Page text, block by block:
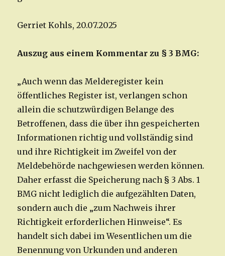
Gerriet Kohls, 20.07.2025
Auszug aus einem Kommentar zu § 3 BMG:
„Auch wenn das Melderegister kein
öffentliches Register ist, verlangen schon
allein die schutzwürdigen Belange des
Betroffenen, dass die über ihn gespeicherten
Informationen richtig und vollständig sind
und ihre Richtigkeit im Zweifel von der
Meldebehörde nachgewiesen werden können.
Daher erfasst die Speicherung nach § 3 Abs. 1
BMG nicht lediglich die aufgezählten Daten,
sondern auch die „zum Nachweis ihrer
Richtigkeit erforderlichen Hinweise“. Es
handelt sich dabei im Wesentlichen um die
Benennung von Urkunden und anderen